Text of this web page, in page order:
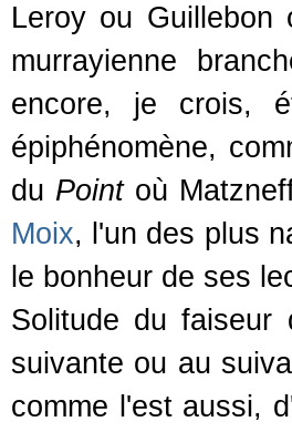
Leroy ou
murrayienne
encore, je crois,
épiphénomène,
du Pointoù
Moix, l'un des plus
le bonheur de ses
Solitude du
suivante ou au
comme l'est aussi,